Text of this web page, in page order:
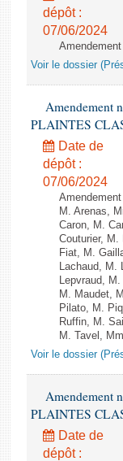
dépôt :
07/06/2024
Voir le dossier
Amendement
PLAINTES
Date de
dépôt :
07/06/2024
M. Arenas,
Caron, M.
Couturier, M.
Fiat, M.
Lachaud, M.
Lepvraud,
M. Maudet,
Pilato, M.
Ruffin, M.
M. Tavel,
Voir le dossier
Amendement
PLAINTES
Date de
dépôt :